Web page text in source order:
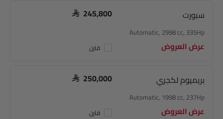
سبورت SAR 245,800
Automatic, 2998 cc, 335Hp
عرض العروض قارن
بريميوم لكجري SAR 250,000
Automatic, 1998 cc, 237Hp
عرض العروض قارن